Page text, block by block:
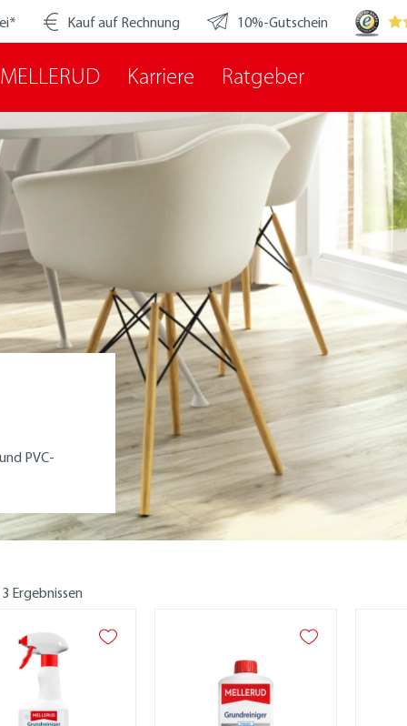
Kauf auf Rechnung 10%-Gutschein
MELLERUD Karriere Ratgeber
PVC-
Ergebnissen